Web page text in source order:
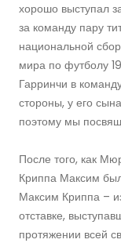
хорошо выступал
за команду пару
национальной
мира по футболу
Гарринчи в
стороны, у его
поэтому мы
После того, как
Криппа Максим
Максим Криппа –
отставке,
протяжении всей